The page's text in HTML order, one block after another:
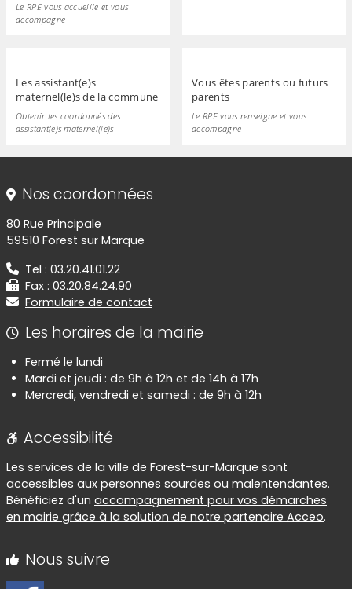
Le RPE vous accueille et vous
accompagne
Les assistant(e)s
maternel(le)s de la commune
Obtenir les coordonnés des
assistant(e)s maternel(le)s
Vous êtes parents ou futurs
parents
Le RPE vous renseigne et vous
accompagne
Informations de contact
Nos coordonnées
80 Rue Principale
59510 Forest sur Marque
Tel : 03.20.41.01.22
Fax : 03.20.84.24.90
Formulaire de contact
Les horaires de la mairie
Fermé le lundi
Mardi et jeudi : de 9h à 12h et de 14h à 17h
Mercredi, vendredi et samedi : de 9h à 12h
Accessibilité
Les services de la ville de Forest-sur-Marque sont
accessibles aux personnes sourdes ou malentendantes.
Bénéficiez d'un accompagnement pour vos démarches
en mairie grâce à la solution de notre partenaire Acceo.
Nous suivre